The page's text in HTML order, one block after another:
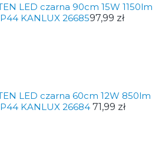
LED czarna 90cm 15W 1150lm
KANLUX 2668597,99 zł
LED czarna 60cm 12W 850lm
KANLUX 26684 71,99 zł